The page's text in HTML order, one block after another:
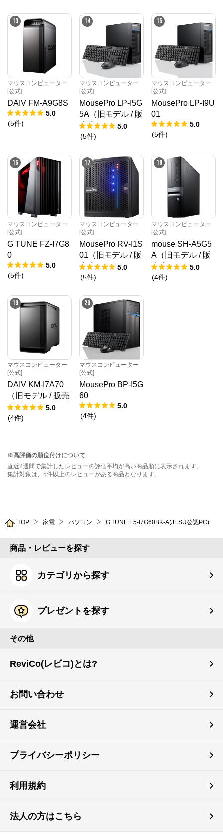
13
マウスコンピューター
[公式]
DAIV FM-A9G8S
5.0
(5件)
14
マウスコンピューター
[公式]
MousePro LP-I5G
5A（旧モデル / 販
売終了）
5.0
(5件)
15
マウスコンピューター
[公式]
MousePro LP-I9U
01
5.0
(5件)
16
マウスコンピューター
[公式]
G TUNE FZ-I7G8
0
5.0
(5件)
17
マウスコンピューター
[公式]
MousePro RV-I1S
01（旧モデル / 販
売終了）
5.0
(5件)
18
マウスコンピューター
[公式]
mouse SH-A5G5
A（旧モデル / 販
売終了）
5.0
(4件)
19
マウスコンピューター
[公式]
DAIV KM-I7A70
（旧モデル / 販売
終了）
5.0
(4件)
20
マウスコンピューター
[公式]
MousePro BP-I5G
60
5.0
(4件)
※高評価の順位付けについて
直近2週間で集計したレビューの評価平均が高い商品順に表示されます。
集計対象は、5件以上のレビューがある商品となります。
TOP 家電 パソコン G TUNE E5-I7G60BK-A(JESU公認PC)
商品・レビューを探す
カテゴリから探す
プレゼントを探す
その他
ReviCo(レビコ)とは?
お問い合わせ
運営会社
プライバシーポリシー
利用規約
法人の方はこちら